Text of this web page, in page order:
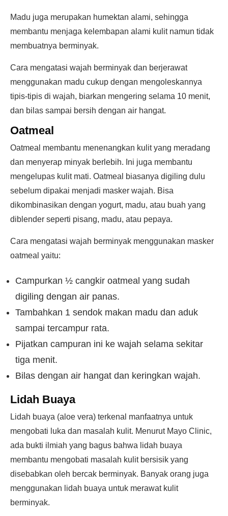
Madu juga merupakan humektan alami, sehingga
membantu menjaga kelembapan alami kulit namun tidak
membuatnya berminyak.
Cara mengatasi wajah berminyak dan berjerawat
menggunakan madu cukup dengan mengoleskannya
tipis-tipis di wajah, biarkan mengering selama 10 menit,
dan bilas sampai bersih dengan air hangat.
Oatmeal
Oatmeal membantu menenangkan kulit yang meradang
dan menyerap minyak berlebih. Ini juga membantu
mengelupas kulit mati. Oatmeal biasanya digiling dulu
sebelum dipakai menjadi masker wajah. Bisa
dikombinasikan dengan yogurt, madu, atau buah yang
diblender seperti pisang, madu, atau pepaya.
Cara mengatasi wajah berminyak menggunakan masker
oatmeal yaitu:
Campurkan ½ cangkir oatmeal yang sudah
digiling dengan air panas.
Tambahkan 1 sendok makan madu dan aduk
sampai tercampur rata.
Pijatkan campuran ini ke wajah selama sekitar
tiga menit.
Bilas dengan air hangat dan keringkan wajah.
Lidah Buaya
Lidah buaya (aloe vera) terkenal manfaatnya untuk
mengobati luka dan masalah kulit. Menurut Mayo Clinic,
ada bukti ilmiah yang bagus bahwa lidah buaya
membantu mengobati masalah kulit bersisik yang
disebabkan oleh bercak berminyak. Banyak orang juga
menggunakan lidah buaya untuk merawat kulit
berminyak.